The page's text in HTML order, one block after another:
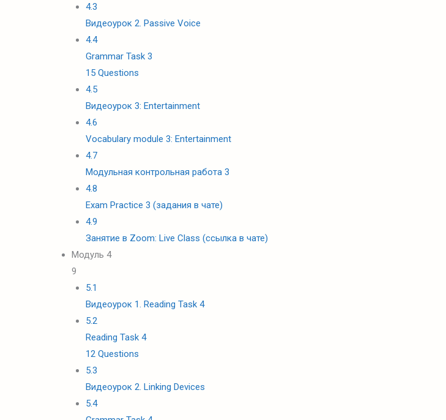
4.3
Видеоурок 2. Passive Voice
4.4
Grammar Task 3
15 Questions
4.5
Видеоурок 3: Entertainment
4.6
Vocabulary module 3: Entertainment
4.7
Модульная контрольная работа 3
4.8
Exam Practice 3 (задания в чате)
4.9
Занятие в Zoom: Live Class (ссылка в чате)
Модуль 4
9
5.1
Видеоурок 1. Reading Task 4
5.2
Reading Task 4
12 Questions
5.3
Видеоурок 2. Linking Devices
5.4